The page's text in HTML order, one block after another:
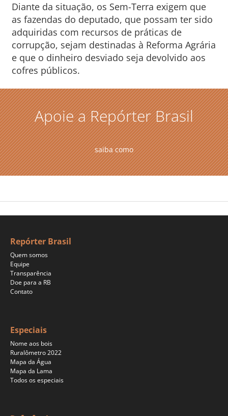
Diante da situação, os Sem-Terra exigem que
as fazendas do deputado, que possam ter sido
adquiridas com recursos de práticas de
corrupção, sejam destinadas à Reforma Agrária
e que o dinheiro desviado seja devolvido aos
cofres públicos.
Apoie a Repórter Brasil
saiba como
Repórter Brasil
Quem somos
Equipe
Transparência
Doe para a RB
Contato
Especiais
Nome aos bois
Ruralômetro 2022
Mapa da Água
Mapa da Lama
Todos os especiais